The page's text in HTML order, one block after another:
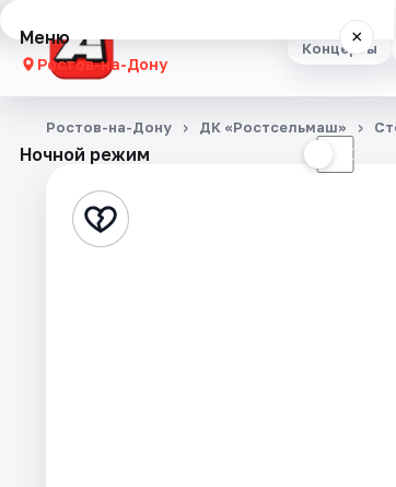
Концерты
Меню ×
Ростов-на-Дону
Концерты
Стендап
Ночной режим ☾
Ростов-на-Дону ДК «Ростсельмаш»